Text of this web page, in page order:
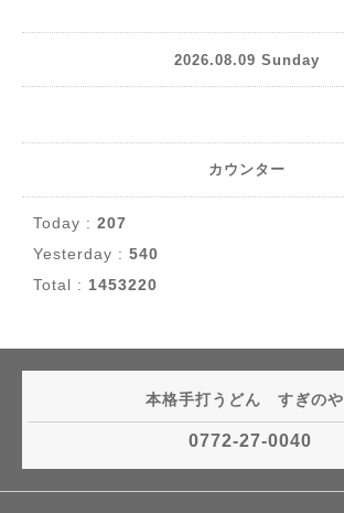
2026.08.09 Sunday
カウンター
Today : 207
Yesterday : 540
Total : 1453220
本格手打うどん すぎのや
0772-27-0040